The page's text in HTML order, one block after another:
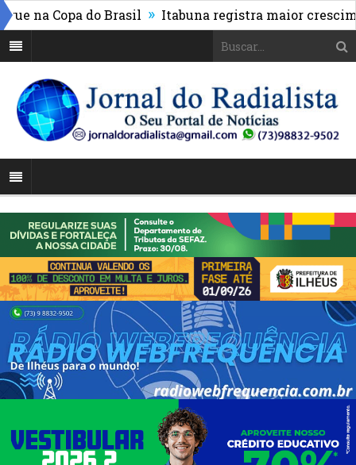
Copa do Brasil » Itabuna registra maior crescimento